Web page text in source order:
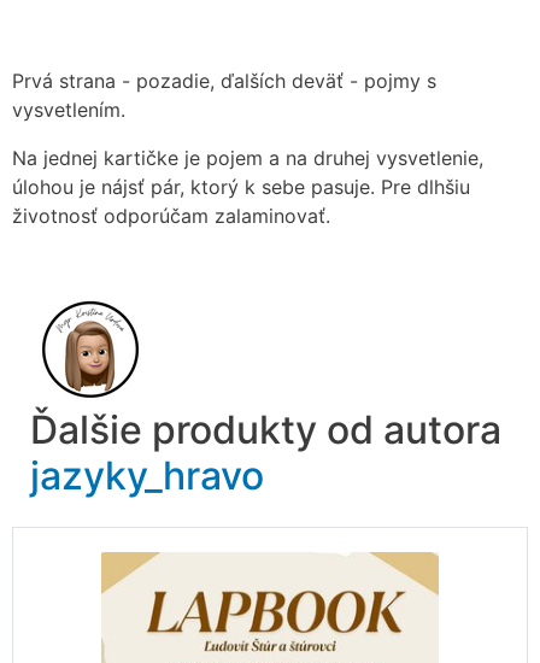
Prvá strana - pozadie, ďalších deväť - pojmy s
vysvetlením.
Na jednej kartičke je pojem a na druhej vysvetlenie,
úlohou je nájsť pár, ktorý k sebe pasuje. Pre dlhšiu
životnosť odporúčam zalaminovať.
Ďalšie produkty od autora
jazyky_hravo